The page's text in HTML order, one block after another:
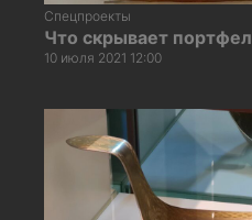
Спецпроекты
Что скрывает
10 июля 2021 12:00